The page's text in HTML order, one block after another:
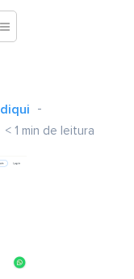
< 1 min de leitura